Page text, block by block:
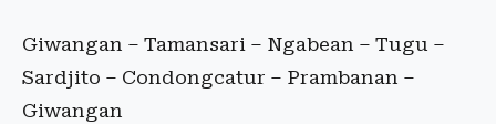
Giwangan – Tamansari – Ngabean – Tugu –
Sardjito – Condongcatur – Prambanan –
Giwangan